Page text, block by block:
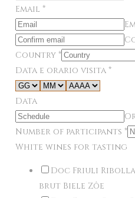
Email *
Country *
Data e orario visita *
Data
Number of participants *
White wines for tasting
Doc Friuli
brut Biele Zôe